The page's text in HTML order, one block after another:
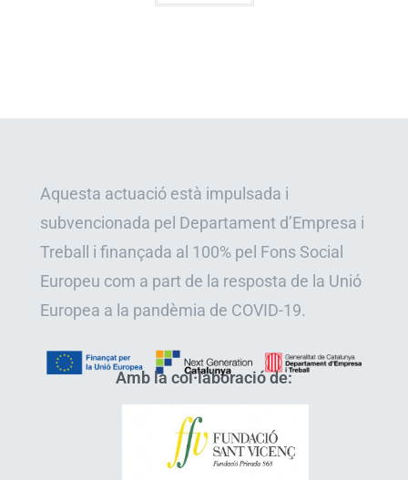
Aquesta actuació està impulsada i
subvencionada pel Departament d’Empresa i
Treball i finançada al 100% pel Fons Social
Europeu com a part de la resposta de la Unió
Europea a la pandèmia de COVID-19.
Amb la col·laboració de: